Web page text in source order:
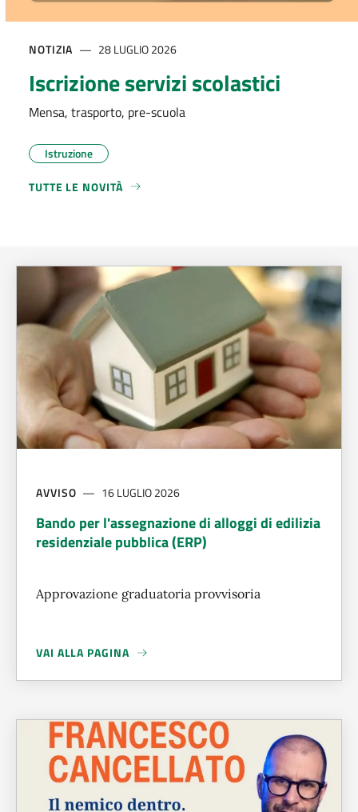
NOTIZIA 28 LUGLIO 2026
Iscrizione servizi scolastici
Mensa, trasporto, pre-scuola
Istruzione
TUTTE LE NOVITÀ
AVVISO 16 LUGLIO 2026
Bando per l'assegnazione di alloggi di edilizia
residenziale pubblica (ERP)
Approvazione graduatoria provvisoria
VAI ALLA PAGINA
A PROPOSITO DIBANDO PER L'ASSEGNAZIONE DI